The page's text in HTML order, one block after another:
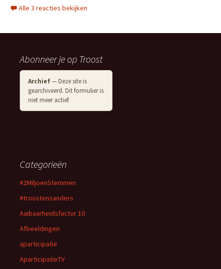
Alle 3 reacties bekijken
Abonneer je op Troost
Archief— Deze site is
gearchiveerd. Dit formulier is
niet meer actief.
Categorieën
#2MiljoenStemmen
#troostensanders
Aaibaarheidsfactor 10
Afbeeldingen
aparticipatie
AparticipatieTV